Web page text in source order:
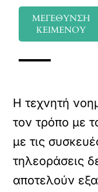
ΜΕΓΕΘΥΝΣΗ
ΚΕΙΜΕΝΟΥ
Η τεχνητή
τον τρόπο με
με τις
τηλεοράσεις
αποτελούν